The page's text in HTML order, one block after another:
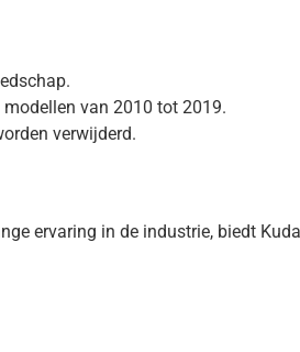
van 2010 tot 2019.
verwijderd.
ervaring in de industrie, biedt